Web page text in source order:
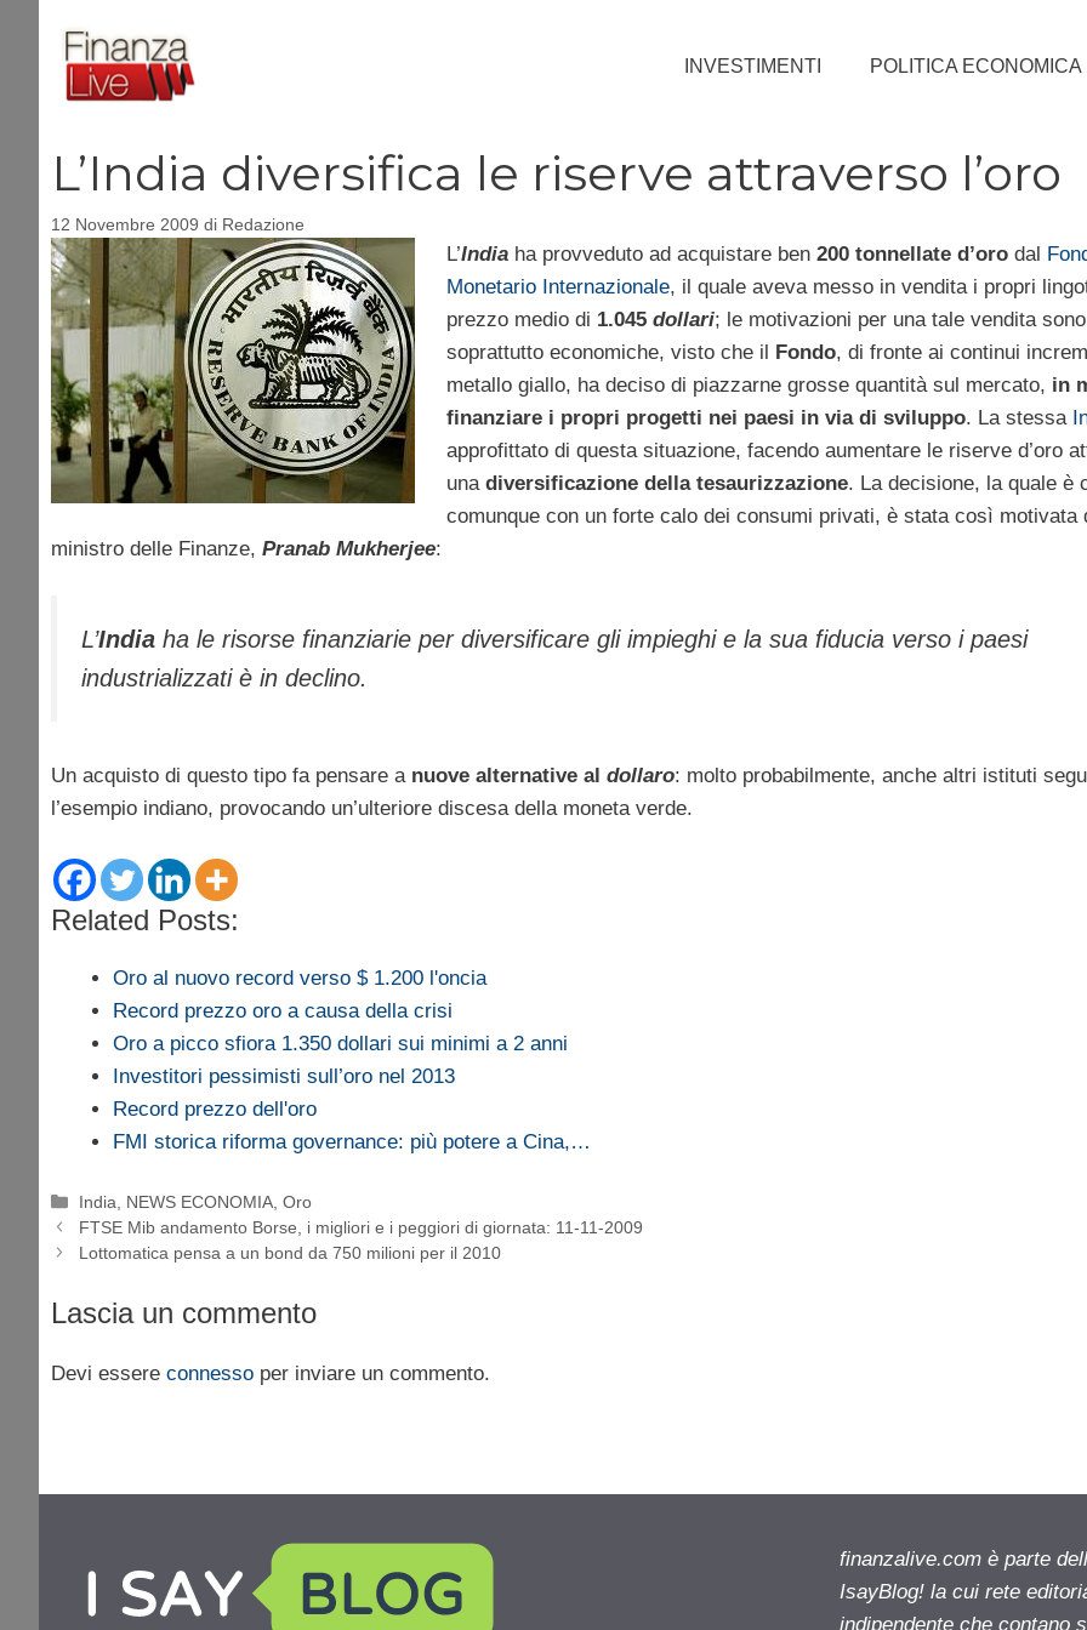
contenuto
INVESTIMENTI POLITICA ECONOMICA
L’India diversifica le riserve attraverso l’oro
12 Novembre 2009 di Redazione
L’Indiaha provveduto ad acquistare ben 200 tonnellate d’orodal
Monetario Internazionale, il quale aveva messo in vendita i propri
prezzo medio di 1.045 dollari; le motivazioni per una tale vendita sono
soprattutto economiche, visto che il Fondo, di fronte ai continui
metallo giallo, ha deciso di piazzarne grosse quantità sul mercato, in
finanziare i propri progetti nei paesi in via di sviluppo. La stessa
approfittato di questa situazione, facendo aumentare le riserve d’oro
una diversificazione della tesaurizzazione. La decisione, la quale è
comunque con un forte calo dei consumi privati, è stata così motivata
ministro delle Finanze, Pranab Mukherjee:
L’India ha le risorse finanziarie per diversificare gli impieghi e la sua fiducia verso i paesi
industrializzati è in declino.
Un acquisto di questo tipo fa pensare a nuove alternative al dollaro: molto probabilmente, anche altri istituti
l’esempio indiano, provocando un’ulteriore discesa della moneta verde.
Related Posts:
Oro al nuovo record verso $ 1.200 l'oncia
Record prezzo oro a causa della crisi
Oro a picco sfiora 1.350 dollari sui minimi a 2 anni
Investitori pessimisti sull’oro nel 2013
Record prezzo dell'oro
FMI storica riforma governance: più potere a Cina,…
Categorie
India NEWS ECONOMIA ,Oro
FTSE Mib andamento Borse, i migliori e i peggiori di giornata: 11-11-2009
Lottomatica pensa a un bond da 750 milioni per il 2010
Lascia un commento
Devi essere connesso per inviare un commento.
finanzalive.com è parte
IsayBlog! la cui rete
indipendente che contano